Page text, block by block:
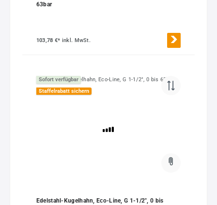
63bar
103,78 €* inkl. MwSt.
Sofort verfügbar
Staffelrabatt sichern
Edelstahl-Kugelhahn, Eco-Line, G 1-1/2", 0 bis